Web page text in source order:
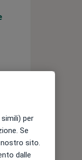
Lun,
10 Ago
per
Se
sito.
dalle